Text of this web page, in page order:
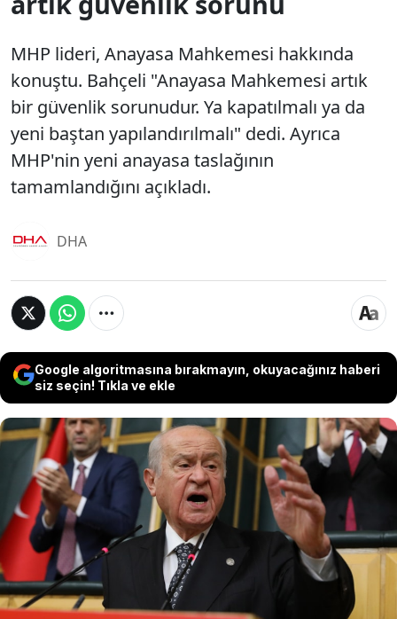
MHP lideri, Anayasa Mahkemesi hakkında
konuştu. Bahçeli "Anayasa Mahkemesi artık
bir güvenlik sorunudur. Ya kapatılmalı ya da
yeni baştan yapılandırılmalı" dedi. Ayrıca
MHP'nin yeni anayasa taslağının
tamamlandığını açıkladı.
DHA
Google algoritmasına bırakmayın, okuyacağınız haberi
siz seçin! Tıkla ve ekle
MHP lideri, Anayasa Mahkemesi hakkında
konuştu. Bahçeli "Anayasa Mahkemesi artık bir
güvenlik sorunudur. Ya kapatılmalı ya da yeni
baştan yapılandırılmalı" dedi. Ayrıca MHP'nin
yeni anayasa taslağının tamamlandığını
açıkladı.